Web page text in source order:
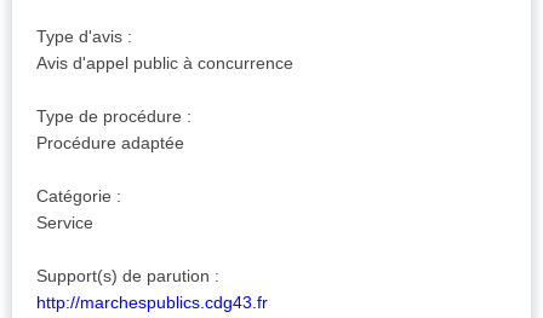
Type d'avis :
Avis d'appel public à concurrence
Type de procédure :
Procédure adaptée
Catégorie :
Service
Support(s) de parution :
http://marchespublics.cdg43.fr